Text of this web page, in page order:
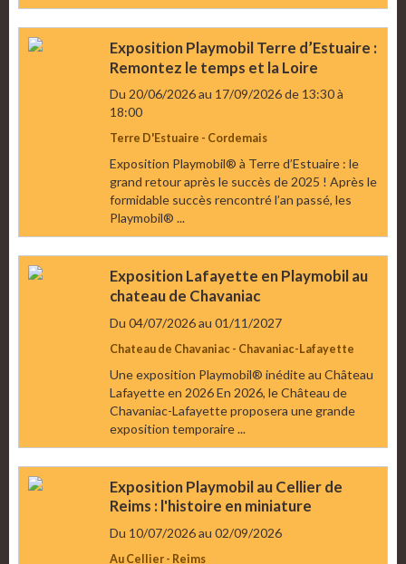
Exposition Playmobil Terre d’Estuaire :
Remontez le temps et la Loire
Du 20/06/2026au 17/09/2026de 13:30à
18:00
Terre D'Estuaire - Cordemais
Exposition Playmobil® à Terre d’Estuaire : le
grand retour après le succès de 2025 ! Après le
formidable succès rencontré l’an passé, les
Playmobil® ...
Exposition Lafayette en Playmobil au
chateau de Chavaniac
Du 04/07/2026au 01/11/2027
Chateau de Chavaniac - Chavaniac-Lafayette
Une exposition Playmobil® inédite au Château
Lafayette en 2026 En 2026, le Château de
Chavaniac-Lafayette proposera une grande
exposition temporaire ...
Exposition Playmobil au Cellier de
Reims : l'histoire en miniature
Du 10/07/2026au 02/09/2026
Au Cellier - Reims